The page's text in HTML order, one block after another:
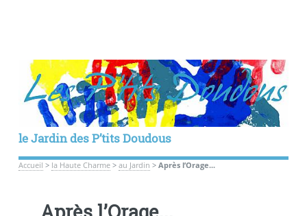
le Jardin des P’tits Doudous
Accueil > la Haute Charme> au Jardin > Après l’Orage...